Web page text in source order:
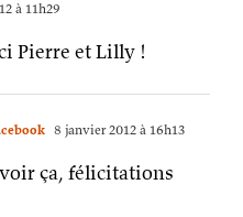
à 11h29
Pierre et Lilly !
8 janvier 2012 à 16h13
ça, félicitations